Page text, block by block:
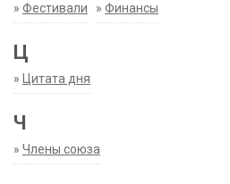
» Фестивали » Финансы
Ц
» Цитата дня
Ч
» Члены союза